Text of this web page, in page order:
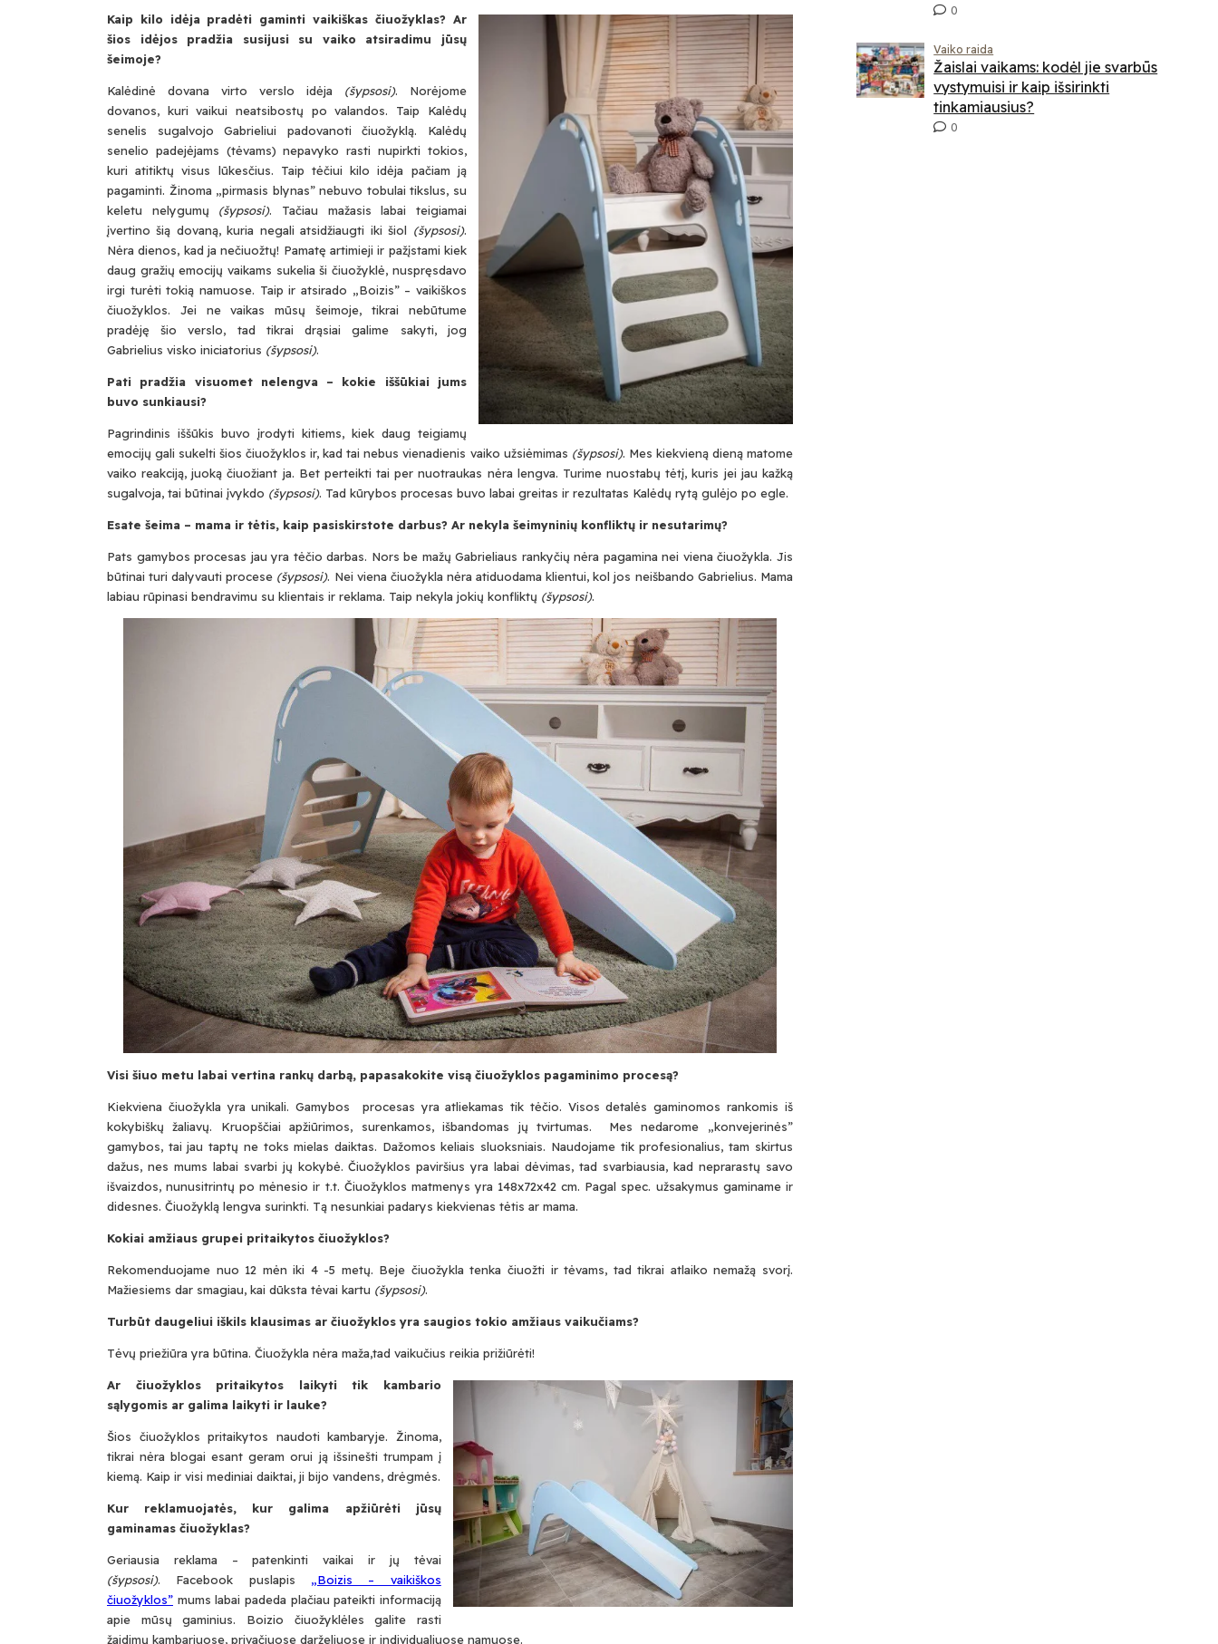
Kaip kilo idėja pradėti gaminti vaikiškas čiuožyklas? Ar
šios idėjos pradžia susijusi su vaiko atsiradimu jūsų
šeimoje?
Kalėdinė dovana virto verslo idėja (šypsosi). Norėjome
dovanos, kuri vaikui neatsibostų po valandos. Taip Kalėdų
senelis sugalvojo Gabrieliui padovanoti čiuožyklą. Kalėdų
senelio padejėjams (tėvams) nepavyko rasti nupirkti tokios,
kuri atitiktų visus lūkesčius. Taip tėčiui kilo idėja pačiam ją
pagaminti. Žinoma „pirmasis blynas” nebuvo tobulai tikslus, su
keletu nelygumų (šypsosi). Tačiau mažasis labai teigiamai
įvertino šią dovaną, kuria negali atsidžiaugti iki šiol (šypsosi).
Nėra dienos, kad ja nečiuožtų! Pamatę artimieji ir pažįstami kiek
daug gražių emocijų vaikams sukelia ši čiuožyklė, nuspręsdavo
irgi turėti tokią namuose. Taip ir atsirado „Boizis” – vaikiškos
čiuožyklos. Jei ne vaikas mūsų šeimoje, tikrai nebūtume
pradėję šio verslo, tad tikrai drąsiai galime sakyti, jog
Gabrielius visko iniciatorius (šypsosi).
Pati pradžia visuomet nelengva – kokie iššūkiai jums
buvo sunkiausi?
Pagrindinis iššūkis buvo įrodyti kitiems, kiek daug teigiamų
emocijų gali sukelti šios čiuožyklos ir, kad tai nebus vienadienis vaiko užsiėmimas (šypsosi). Mes kiekvieną dieną matome
vaiko reakciją, juoką čiuožiant ja. Bet perteikti tai per nuotraukas nėra lengva. Turime nuostabų tėtį, kuris jei jau kažką
sugalvoja, tai būtinai įvykdo (šypsosi). Tad kūrybos procesas buvo labai greitas ir rezultatas Kalėdų rytą gulėjo po egle.
Esate šeima – mama ir tėtis, kaip pasiskirstote darbus? Ar nekyla šeimyninių konfliktų ir nesutarimų?
Pats gamybos procesas jau yra tėčio darbas. Nors be mažų Gabrieliaus rankyčių nėra pagamina nei viena čiuožykla. Jis
būtinai turi dalyvauti procese (šypsosi). Nei viena čiuožykla nėra atiduodama klientui, kol jos neišbando Gabrielius. Mama
labiau rūpinasi bendravimu su klientais ir reklama. Taip nekyla jokių konfliktų (šypsosi).
Visi šiuo metu labai vertina rankų darbą, papasakokite visą čiuožyklos pagaminimo procesą?
Kiekviena čiuožykla yra unikali. Gamybos procesas yra atliekamas tik tėčio. Visos detalės gaminomos rankomis iš
kokybiškų žaliavų. Kruopščiai apžiūrimos, surenkamos, išbandomas jų tvirtumas. Mes nedarome „konvejerinės”
gamybos, tai jau taptų ne toks mielas daiktas. Dažomos keliais sluoksniais. Naudojame tik profesionalius, tam skirtus
dažus, nes mums labai svarbi jų kokybė. Čiuožyklos paviršius yra labai dėvimas, tad svarbiausia, kad neprarastų savo
išvaizdos, nunusitrintų po mėnesio ir t.t. Čiuožyklos matmenys yra 148x72x42 cm. Pagal spec. užsakymus gaminame ir
didesnes. Čiuožyklą lengva surinkti. Tą nesunkiai padarys kiekvienas tėtis ar mama.
Kokiai amžiaus grupei pritaikytos čiuožyklos?
Rekomenduojame nuo 12 mėn iki 4 -5 metų. Beje čiuožykla tenka čiuožti ir tėvams, tad tikrai atlaiko nemažą svorį.
Mažiesiems dar smagiau, kai dūksta tėvai kartu (šypsosi).
Turbūt daugeliui iškils klausimas ar čiuožyklos yra saugios tokio amžiaus vaikučiams?
Tėvų priežiūra yra būtina. Čiuožykla nėra maža,tad vaikučius reikia prižiūrėti!
Ar čiuožyklos pritaikytos laikyti tik kambario
sąlygomis ar galima laikyti ir lauke?
Šios čiuožyklos pritaikytos naudoti kambaryje. Žinoma,
tikrai nėra blogai esant geram orui ją išsinešti trumpam į
kiemą. Kaip ir visi mediniai daiktai, ji bijo vandens, drėgmės.
Kur reklamuojatės, kur galima apžiūrėti jūsų
gaminamas čiuožyklas?
Geriausia reklama – patenkinti vaikai ir jų tėvai
(šypsosi). Facebook puslapis „Boizis – vaikiškos
čiuožyklos” mums labai padeda plačiau pateikti informaciją
apie mūsų gaminius. Boizio čiuožyklėles galite rasti
žaidimų kambariuose, privačiuose darželiuose ir individualiuose namuose.
0
Vaiko raida
Žaislai vaikams: kodėl jie svarbūs
vystymuisi ir kaip išsirinkti
tinkamiausius?
0
Prenumeruodami Jūs sutinkate su mūsų privatumo ir
politika